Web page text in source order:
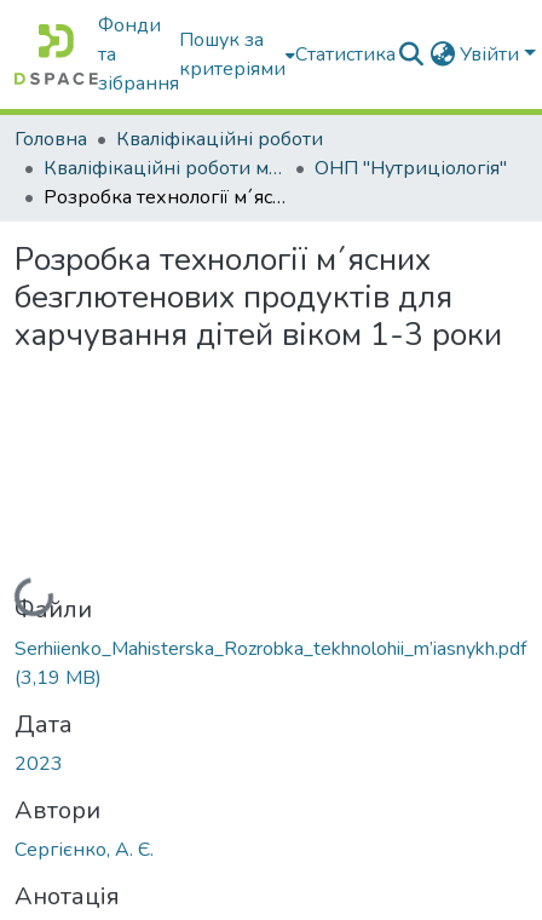
Фонди
та
зібрання
Пошук за
критеріями
Статистика Увійти
Головна
Кваліфікаційні роботи
Кваліфікаційні роботи магістрів
ОНП "Нутриціологія"
Розробка технології м´ясних безглютенових продуктів для харчування дітей віком 1-3 роки
Розробка технології м´ясних
безглютенових продуктів для
харчування дітей віком 1-3 роки
Вантажиться...
Файли
Serhiienko_Мahisterska_Rozrobka_tekhnolohii_m’iasnykh.pdf
(3,19 MB)
Дата
2023
Автори
Сергієнко, А. Є.
Анотація